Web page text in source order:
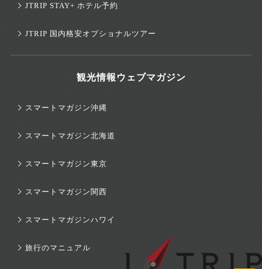
JTRIP STAY+ ホテル予約
JTRIP 国内格安オプショナルツアー
観光情報ウェブマガジン
スマートマガジン沖縄
スマートマガジン北海道
スマートマガジン東京
スマートマガジン関西
スマートマガジンハワイ
旅行のマニュアル